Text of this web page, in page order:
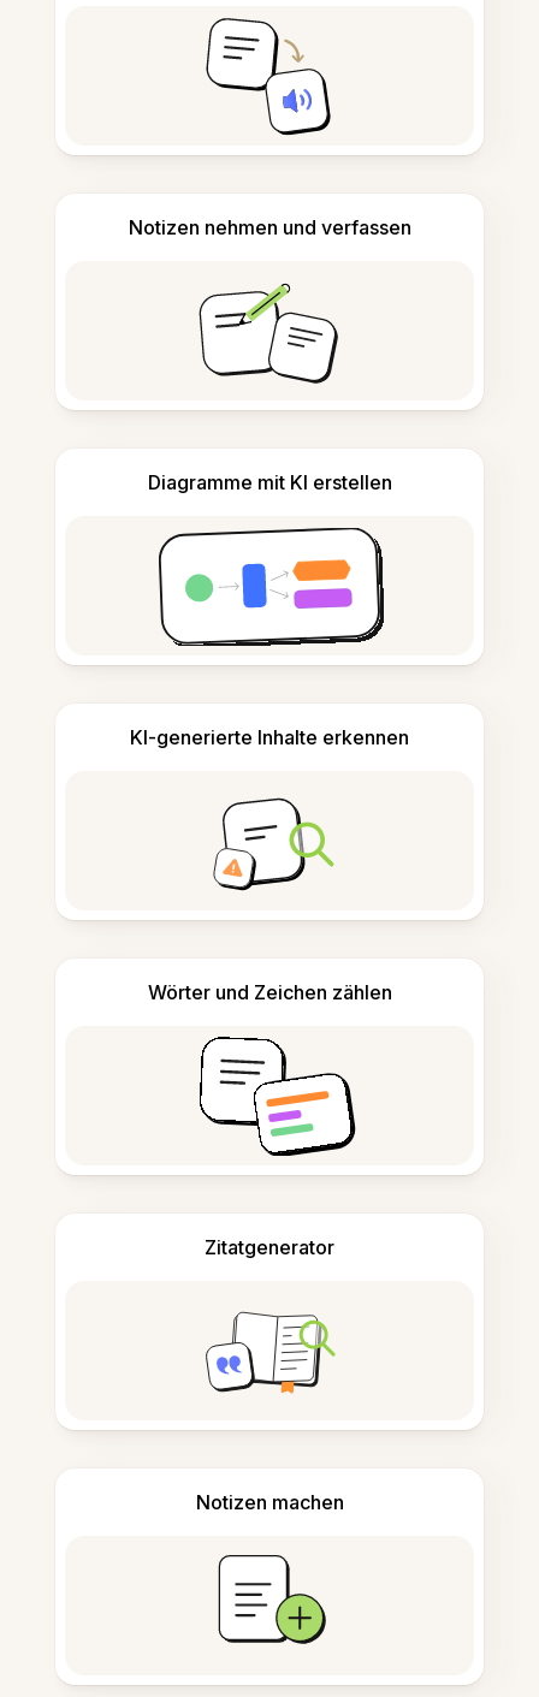
Notizen nehmen und verfassen
Diagramme mit KI erstellen
KI-generierte Inhalte erkennen
Wörter und Zeichen zählen
Zitatgenerator
Notizen machen